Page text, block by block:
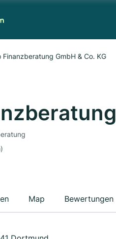
Finanzberatung GmbH & Co. KG
Map Bewertungen